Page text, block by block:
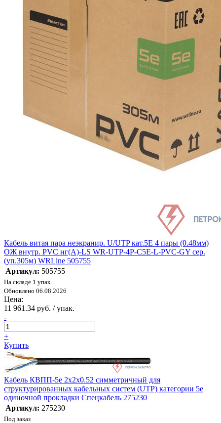
Кабель витая пара неэкранир. U/UTP кат.5E 4 пары (0.48мм)
ОЖ внутр. PVC нг(А)-LS WR-UTP-4P-C5E-L-PVC-GY сер.
(уп.305м) WRLine 505755
Артикул: 505755
На складе 1 упак.
Обновлено 06.08.2026
Цена:
11 961.34 руб. / упак.
-
+
Купить
Кабель КВПП-5е 2х2х0.52 симметричный для
структурированных кабельных систем (UTP) категории 5e
одиночной прокладки Спецкабель 275230
Артикул: 275230
Под заказ